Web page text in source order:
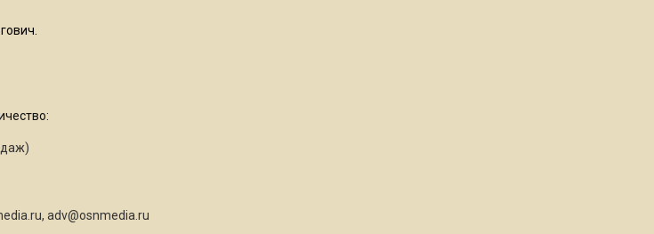
, adv@osnmedia.ru